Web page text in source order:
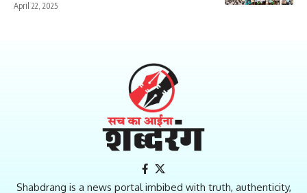
April 22, 2025
Shabdrang is a news portal imbibed with truth, authenticity,